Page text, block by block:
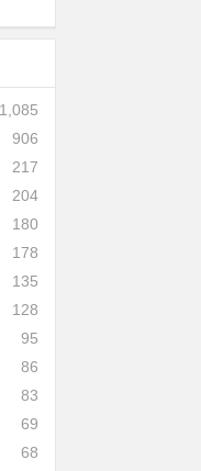
1,085
906
217
204
180
178
135
128
95
86
83
69
68